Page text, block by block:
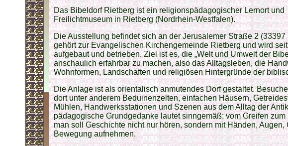
Das Bibeldorf Rietberg ist ein religionspädagogischer Lernort und
Freilichtmuseum in Rietberg (Nordrhein-Westfalen).
Die Ausstellung befindet sich an der Jerusalemer Straße 2 (33397
gehört zur Evangelischen Kirchengemeinde Rietberg und wird
aufgebaut und betrieben. Ziel ist es, die „Welt und Umwelt der
anschaulich erfahrbar zu machen, also das Alltagsleben, die
Wohnformen, Landschaften und religiösen Hintergründe der
Die Anlage ist als orientalisch anmutendes Dorf gestaltet.
dort unter anderem Beduinenzelten, einfachen Häusern,
Mühlen, Handwerksstationen und Szenen aus dem Alltag der
pädagogische Grundgedanke lautet sinngemäß: vom Greifen
man soll Geschichte nicht nur hören, sondern mit Händen, Augen,
Bewegung aufnehmen.